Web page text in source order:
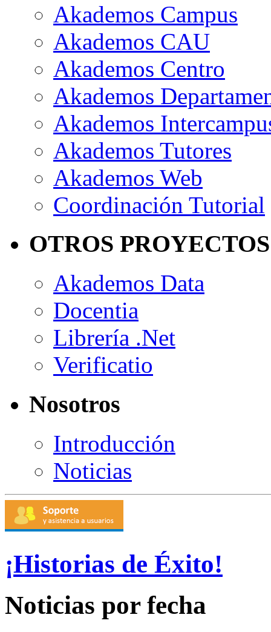
Akademos Campus
Akademos CAU
Akademos Centro
Akademos
Akademos
Akademos Tutores
Akademos Web
Coordinación Tutorial
OTROS PROYECTOS
Akademos Data
Docentia
Librería .Net
Verificatio
Nosotros
Introducción
Noticias
¡Historias de Éxito!
Noticias por fecha